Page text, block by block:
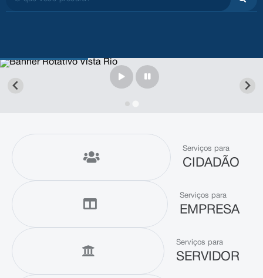
CIDADÃO
Serviços para
EMPRESA
Serviços para
SERVIDOR
Serviços para